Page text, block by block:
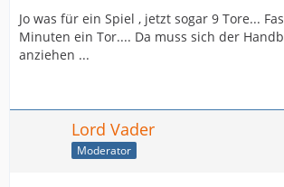
Jo was für ein Spiel , jetzt sogar 9 Tore...
Minuten ein Tor.... Da muss sich der
anziehen ...
Lord Vader
Moderator